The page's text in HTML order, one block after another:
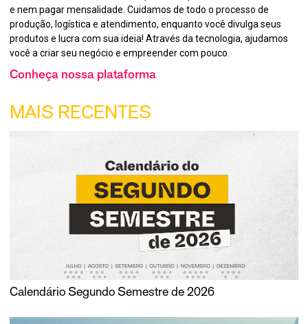
e nem pagar mensalidade. Cuidamos de todo o processo de
produção, logística e atendimento, enquanto você divulga seus
produtos e lucra com sua ideia! Através da tecnologia, ajudamos
você a criar seu negócio e empreender com pouco.
Conheça nossa plataforma
MAIS RECENTES
Calendário Segundo Semestre de 2026